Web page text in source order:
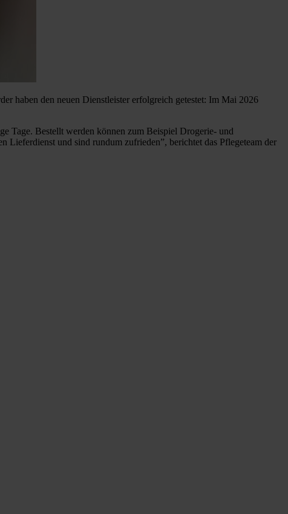
haben den neuen Dienstleister erfolgreich getestet: Im Mai 2026
Tage. Bestellt werden können zum Beispiel Drogerie- und
Lieferdienst und sind rundum zufrieden”, berichtet das Pflegeteam der